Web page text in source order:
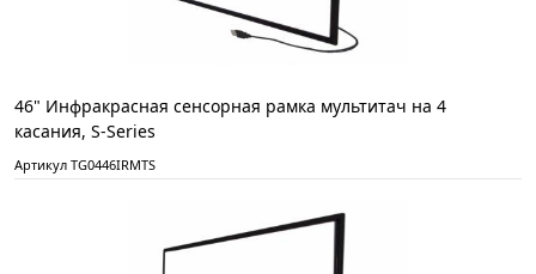
46" Инфракрасная сенсорная рамка мультитач на 4
касания, S-Series
Артикул TG0446IRMTS